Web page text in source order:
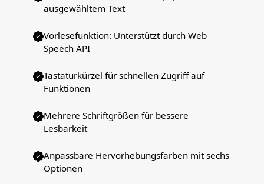
ausgewähltem Text
Vorlesefunktion: Unterstützt durch Web
Speech API
Tastaturkürzel für schnellen Zugriff auf
Funktionen
Mehrere Schriftgrößen für bessere
Lesbarkeit
Anpassbare Hervorhebungsfarben mit sechs
Optionen